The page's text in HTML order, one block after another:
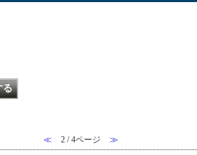
≪ 2 / 4ページ ≫